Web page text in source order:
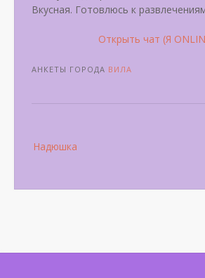
Вкусная. Готовлюсь к
Открыть чат (Я
АНКЕТЫ ГОРОДА ВИЛА
navigation
Надюшка